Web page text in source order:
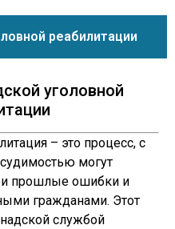
реабилитации
уголовной
– это процесс, с
могут
прошлые ошибки и
гражданами. Этот
службой